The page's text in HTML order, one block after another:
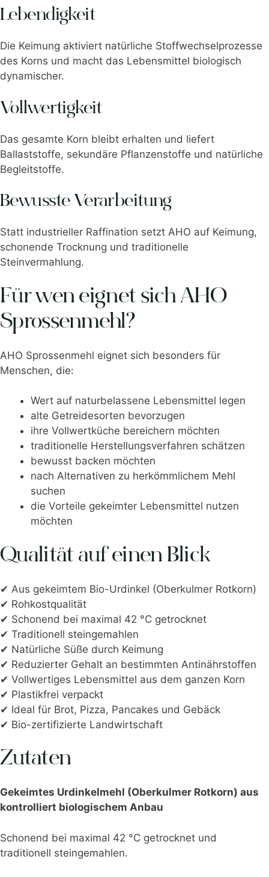
Lebendigkeit
Die Keimung aktiviert natürliche Stoffwechselprozesse
des Korns und macht das Lebensmittel biologisch
dynamischer.
Vollwertigkeit
Das gesamte Korn bleibt erhalten und liefert
Ballaststoffe, sekundäre Pflanzenstoffe und natürliche
Begleitstoffe.
Bewusste Verarbeitung
Statt industrieller Raffination setzt AHO auf Keimung,
schonende Trocknung und traditionelle
Steinvermahlung.
Für wen eignet sich AHO
Sprossenmehl?
AHO Sprossenmehl eignet sich besonders für
Menschen, die:
Wert auf naturbelassene Lebensmittel legen
alte Getreidesorten bevorzugen
ihre Vollwertküche bereichern möchten
traditionelle Herstellungsverfahren schätzen
bewusst backen möchten
nach Alternativen zu herkömmlichem Mehl
suchen
die Vorteile gekeimter Lebensmittel nutzen
möchten
Qualität auf einen Blick
✔ Aus gekeimtem Bio-Urdinkel (Oberkulmer Rotkorn)
✔ Rohkostqualität
✔ Schonend bei maximal 42 °C getrocknet
✔ Traditionell steingemahlen
✔ Natürliche Süße durch Keimung
✔ Reduzierter Gehalt an bestimmten Antinährstoffen
✔ Vollwertiges Lebensmittel aus dem ganzen Korn
✔ Plastikfrei verpackt
✔ Ideal für Brot, Pizza, Pancakes und Gebäck
✔ Bio-zertifizierte Landwirtschaft
Zutaten
Gekeimtes Urdinkelmehl (Oberkulmer Rotkorn) aus
kontrolliert biologischem Anbau
Schonend bei maximal 42 °C getrocknet und
traditionell steingemahlen.